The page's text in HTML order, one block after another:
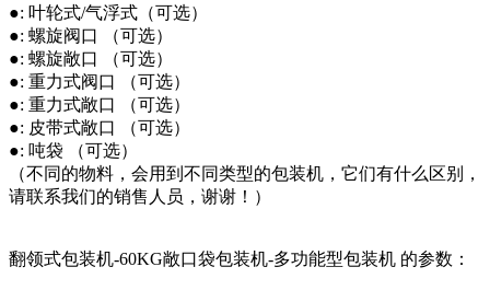
●: 叶轮式/气浮式（可选）
●: 螺旋阀口 （可选）
●: 螺旋敞口 （可选）
●: 重力式阀口 （可选）
●: 重力式敞口 （可选）
●: 皮带式敞口 （可选）
●: 吨袋 （可选）
（不同的物料，会用到不同类型的包装机，它们有什么区别，
请联系我们的销售人员，谢谢！）
翻领式包装机-60KG敞口袋包装机-多功能型包装机 的参数：